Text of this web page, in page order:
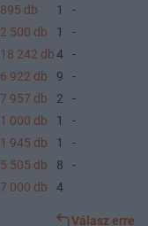
895 db 1
-
2 500 db 1
-
18 242 db4 -
6 922 db 9
-
7 957 db 2
-
1 000 db 1
-
1 945 db 1
-
5 505 db 8
-
7 000 db 4
Válasz erre